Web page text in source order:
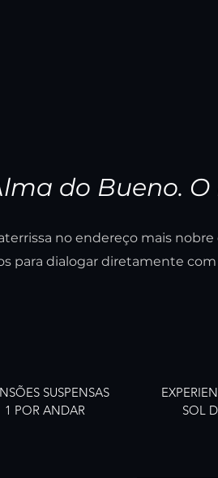
do Bueno. O
no endereço mais nobre
para dialogar diretamente com
SUSPENSAS
1 POR ANDAR
SOL